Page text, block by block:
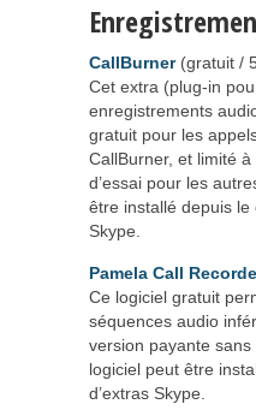
CallBurner(gratuit /
Cet extra (plug-in
enregistrements
gratuit pour les
CallBurner, et limité
d’essai pour les
être installé depuis le
Skype.
Pamela Call
Ce logiciel gratuit
séquences audio
version payante
logiciel peut être
d’extras Skype.